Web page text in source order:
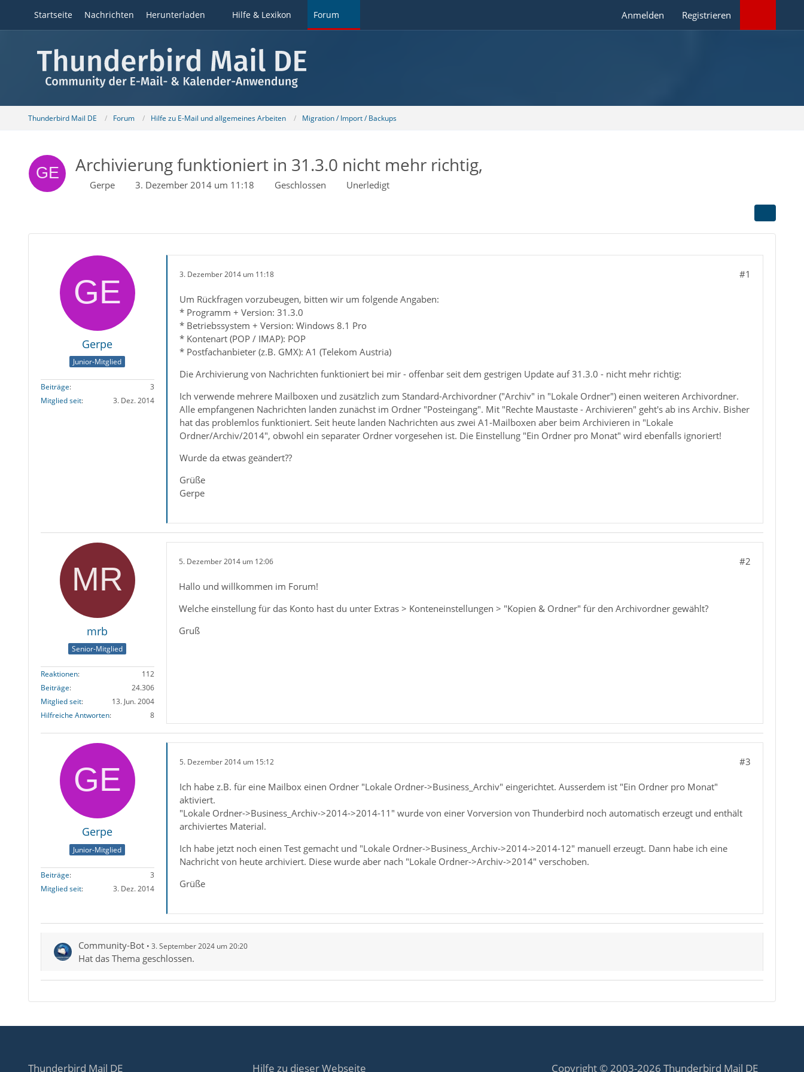
Startseite Nachrichten Herunterladen Hilfe & Lexikon Forum Anmelden Registrieren
Thunderbird Mail DE Forum Hilfe zu E-Mail und allgemeines Arbeiten Migration / Import / Backups
Archivierung funktioniert in 31.3.0 nicht mehr richtig,
Gerpe 3. Dezember 2014 um 11:18 Geschlossen Unerledigt
Gerpe
Junior-Mitglied
Beiträge
3
Mitglied seit
3. Dez. 2014
3. Dezember 2014 um 11:18 #1
Um Rückfragen vorzubeugen, bitten wir um folgende Angaben:
* Programm + Version: 31.3.0
* Betriebssystem + Version: Windows 8.1 Pro
* Kontenart (POP / IMAP): POP
* Postfachanbieter (z.B. GMX): A1 (Telekom Austria)
Die Archivierung von Nachrichten funktioniert bei mir - offenbar seit dem gestrigen Update auf 31.3.0 - nicht mehr richtig:
Ich verwende mehrere Mailboxen und zusätzlich zum Standard-Archivordner ("Archiv" in "Lokale Ordner") einen weiteren Archivordner.
Alle empfangenen Nachrichten landen zunächst im Ordner "Posteingang". Mit "Rechte Maustaste - Archivieren" geht's ab ins Archiv. Bisher
hat das problemlos funktioniert. Seit heute landen Nachrichten aus zwei A1-Mailboxen aber beim Archivieren in "Lokale
Ordner/Archiv/2014", obwohl ein separater Ordner vorgesehen ist. Die Einstellung "Ein Ordner pro Monat" wird ebenfalls ignoriert!
Wurde da etwas geändert??
Grüße
Gerpe
mrb
Senior-Mitglied
Reaktionen
112
Beiträge
24.306
Mitglied seit
13. Jun. 2004
Hilfreiche Antworten
8
5. Dezember 2014 um 12:06 #2
Hallo und willkommen im Forum!
Welche einstellung für das Konto hast du unter Extras > Konteneinstellungen > "Kopien & Ordner" für den Archivordner gewählt?
Gruß
Gerpe
Junior-Mitglied
Beiträge
3
Mitglied seit
3. Dez. 2014
5. Dezember 2014 um 15:12 #3
Ich habe z.B. für eine Mailbox einen Ordner "Lokale Ordner->Business_Archiv" eingerichtet. Ausserdem ist "Ein Ordner pro Monat"
aktiviert.
"Lokale Ordner->Business_Archiv->2014->2014-11" wurde von einer Vorversion von Thunderbird noch automatisch erzeugt und enthält
archiviertes Material.
Ich habe jetzt noch einen Test gemacht und "Lokale Ordner->Business_Archiv->2014->2014-12" manuell erzeugt. Dann habe ich eine
Nachricht von heute archiviert. Diese wurde aber nach "Lokale Ordner->Archiv->2014" verschoben.
Grüße
Community-Bot 3. September 2024 um 20:20
Hat das Thema geschlossen.
Thunderbird Mail DE Hilfe zu dieser Webseite Copyright © 2003-2026 Thunderbird Mail DE